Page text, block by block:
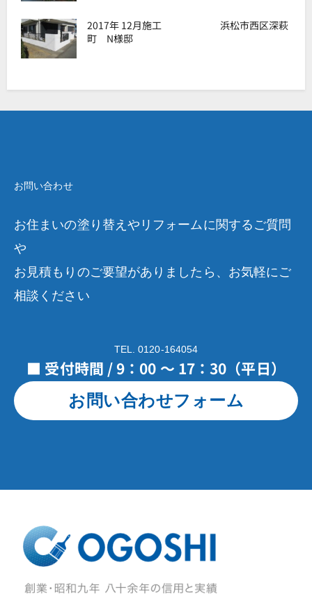
2017年 12月施工 浜松市西区深萩
町 N様邸
お問い合わせ
お住まいの塗り替えやリフォームに関するご質問
や
お見積もりのご要望がありましたら、お気軽にご
相談ください
TEL. 0120-164054
■ 受付時間 / 9：00 ～ 17：30（平日）
お問い合わせフォーム